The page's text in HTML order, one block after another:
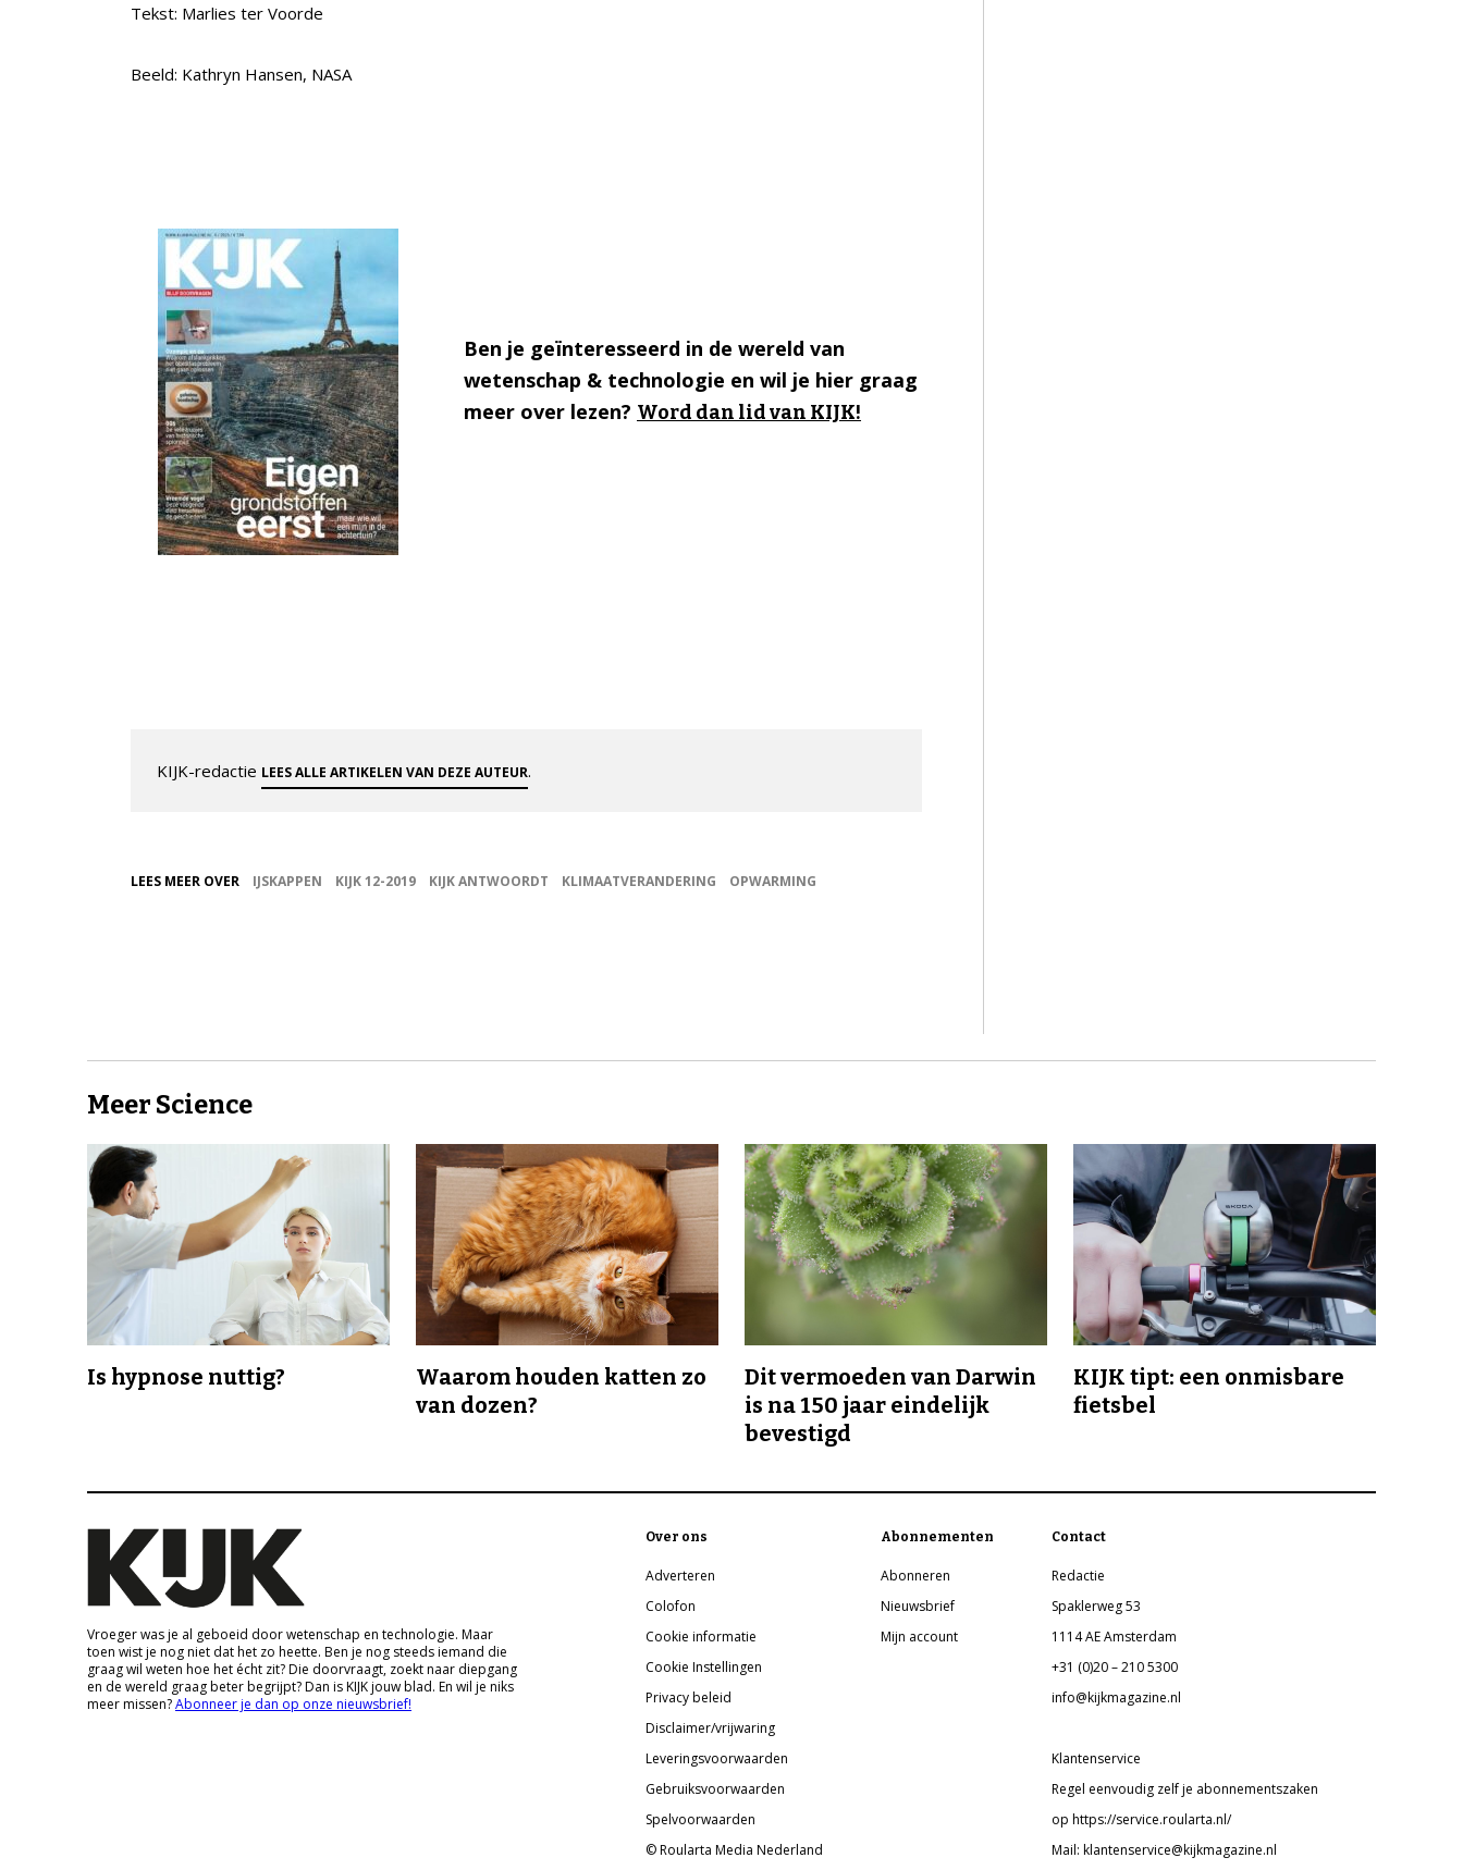
Tekst: Marlies ter Voorde
Beeld: Kathryn Hansen, NASA
Ben je geïnteresseerd in de wereld van
wetenschap & technologie en wil je hier graag
meer over lezen? Word dan lid van KIJK!
KIJK-redactie LEES ALLE ARTIKELEN VAN DEZE AUTEUR.
LEES MEER OVER IJSKAPPEN KIJK 12-2019 KIJK ANTWOORDT KLIMAATVERANDERING OPWARMING
Meer Science
Is hypnose nuttig?
Waarom houden katten zo
van dozen?
Dit vermoeden van Darwin
is na 150 jaar eindelijk
bevestigd
KIJK tipt: een onmisbare
fietsbel
Vroeger was je al geboeid door wetenschap en technologie. Maar
toen wist je nog niet dat het zo heette. Ben je nog steeds iemand die
graag wil weten hoe het écht zit? Die doorvraagt, zoekt naar diepgang
en de wereld graag beter begrijpt? Dan is KIJK jouw blad. En wil je niks
meer missen?Abonneer je dan op onze nieuwsbrief!
Over ons
Adverteren
Colofon
Cookie informatie
Cookie Instellingen
Privacy beleid
Disclaimer/vrijwaring
Leveringsvoorwaarden
Gebruiksvoorwaarden
Spelvoorwaarden
© Roularta Media Nederland
Abonnementen
Abonneren
Nieuwsbrief
Mijn account
Contact
Redactie
Spaklerweg 53
1114 AE Amsterdam
+31 (0)20 – 210 5300
info@kijkmagazine.nl
Klantenservice
Regel eenvoudig zelf je abonnementszaken
op https://service.roularta.nl/
Mail: klantenservice@kijkmagazine.nl